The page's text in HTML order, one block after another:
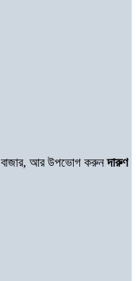
বাজার, আর উপভোগ করুনদারুণ